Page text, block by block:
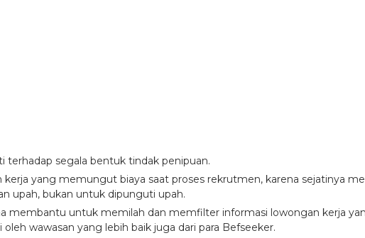
terhadap segala bentuk tindak penipuan.
kerja yang memungut biaya saat proses rekrutmen, karena sejatinya
upah, bukan untuk dipunguti upah.
membantu untuk memilah dan memfilter informasi lowongan kerja
wawasan yang lebih baik juga dari para Befseeker.